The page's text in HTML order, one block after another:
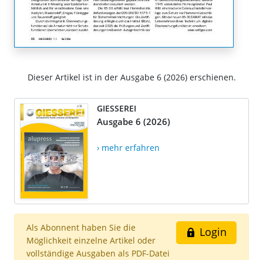
Dieser Artikel ist in der Ausgabe 6 (2026) erschienen.
GIESSEREI
Ausgabe 6 (2026)
› mehr erfahren
Login
Als Abonnent haben Sie die
Möglichkeit einzelne Artikel oder
vollständige Ausgaben als PDF-Datei